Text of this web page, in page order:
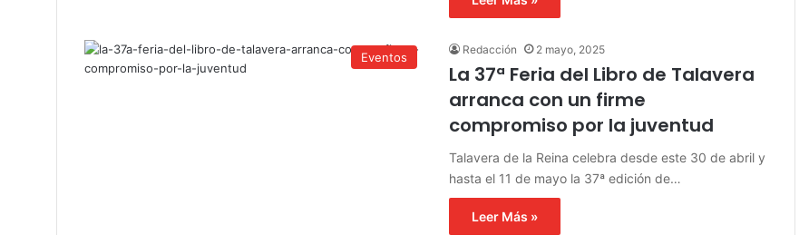
Eventos
Redacción 2 mayo, 2025
La 37ª Feria del Libro de Talavera
arranca con un firme
compromiso por la juventud
Talavera de la Reina celebra desde este 30 de abril y
hasta el 11 de mayo la 37ª edición de…
Leer Más »